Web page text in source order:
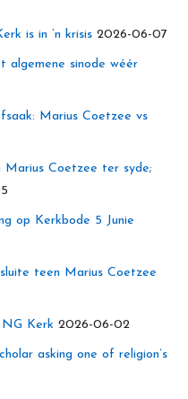
is in ’n krisis 2026-06-07
algemene sinode wéér
Marius Coetzee vs
Coetzee ter syde;
op Kerkbode 5 Junie
teen Marius Coetzee
Kerk 2026-06-02
asking one of religion’s